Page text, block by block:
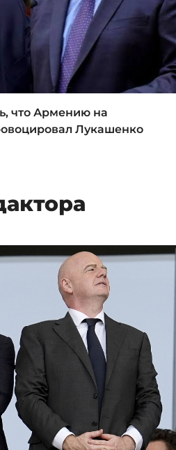
что Армению на
Лукашенко